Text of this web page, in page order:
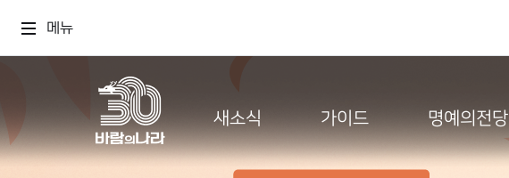
메뉴
새소식 가이드 명예의전당